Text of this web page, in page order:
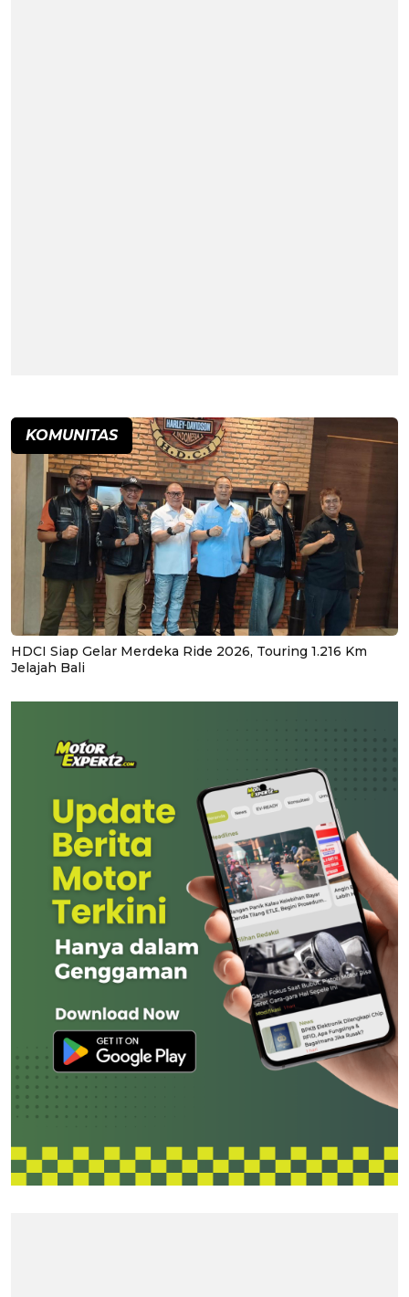
KOMUNITAS
HDCI Siap Gelar Merdeka Ride 2026, Touring 1.216 Km
Jelajah Bali